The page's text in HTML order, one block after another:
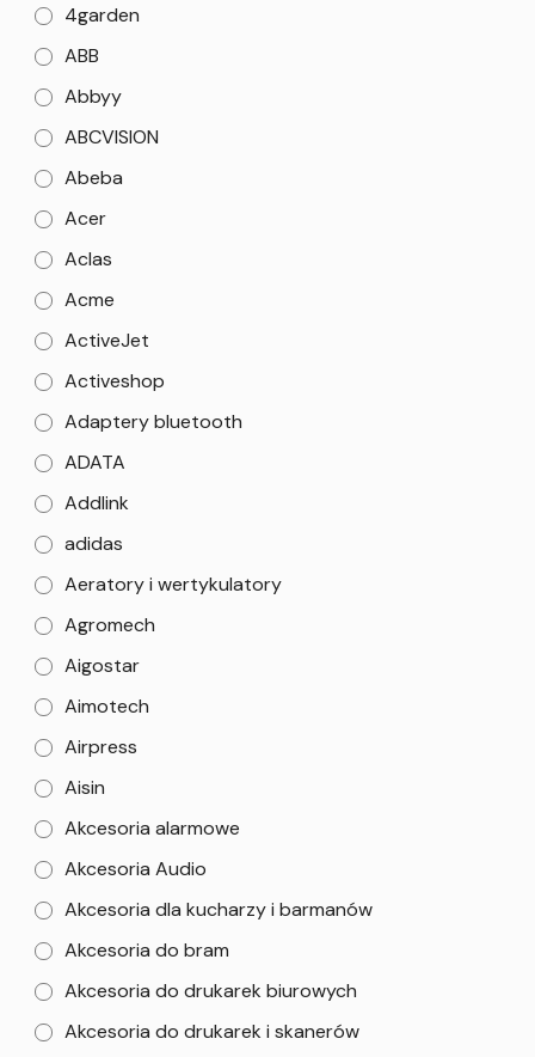
4garden
ABB
Abbyy
ABCVISION
Abeba
Acer
Aclas
Acme
ActiveJet
Activeshop
Adaptery bluetooth
ADATA
Addlink
adidas
Aeratory i wertykulatory
Agromech
Aigostar
Aimotech
Airpress
Aisin
Akcesoria alarmowe
Akcesoria Audio
Akcesoria dla kucharzy i barmanów
Akcesoria do bram
Akcesoria do drukarek biurowych
Akcesoria do drukarek i skanerów